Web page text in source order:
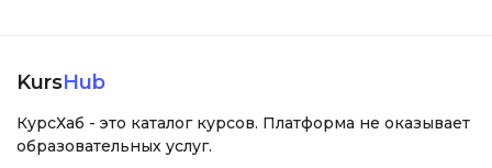
KursHub
КурсХаб - это каталог курсов. Платформа не оказывает
образовательных услуг.